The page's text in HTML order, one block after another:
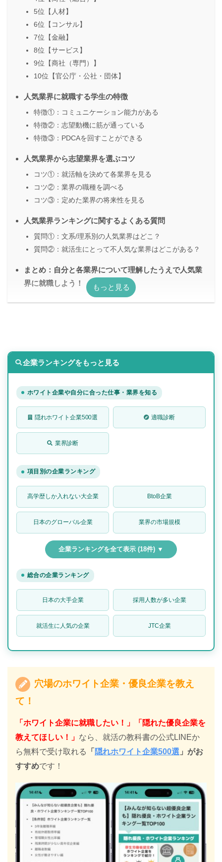
5位【人材】
6位【コンサル】
7位【金融】
8位【サービス】
9位【商社（専門）】
10位【官公庁・公社・団体】
人気業界に就職する学生の特徴
特徴①：コミュニケーション能力がある
特徴②：志望動機に筋が通っている
特徴③：PDCAを回すことができる
人気業界から志望業界を選ぶコツ
コツ①：就活軸を決めて各業界を見る
コツ②：業界の職種を調べる
コツ③：定めた業界の将来性を見る
人気業界ランキングに関するよくある質問
質問①：文系/理系別の人気業界はどこ？
質問②：就活生にとって不人気な業界はどこがある？
まとめ：自分と各業界について理解したうえで人気業
界に就職しよう！
企業ランキングをもっと見る
ホワイト企業や自分に合った仕事・業界を知る
隠れホワイト企業500選 適職診断
業界診断
項目別の企業ランキング
高学歴しか入れない大企業 BtoB企業
日本のグローバル企業 業界の市場規模
企業ランキングを全て表示 (18件) ▼
総合の企業ランキング
日本の大手企業 採用人数が多い企業
就活生に人気の企業 JTC企業
穴場のホワイト企業・優良企業を教え
て！
「ホワイト企業に就職したい！」「隠れた優良企業を
教えてほしい！」 なら、就活の教科書の公式LINEか
ら無料で受け取れる
「 隠れホワイト企業500選 」がお
すすめです！